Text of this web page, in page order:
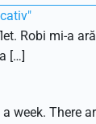
Robi mi-a
[…]
week. There